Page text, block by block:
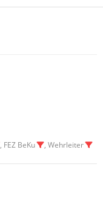
, FEZ BeKu , Wehrleiter